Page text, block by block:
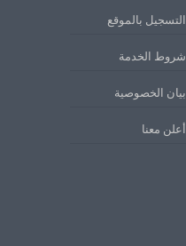
التسجيل بالموقع
شروط الخدمة
بيان الخصوصية
أعلن معنا